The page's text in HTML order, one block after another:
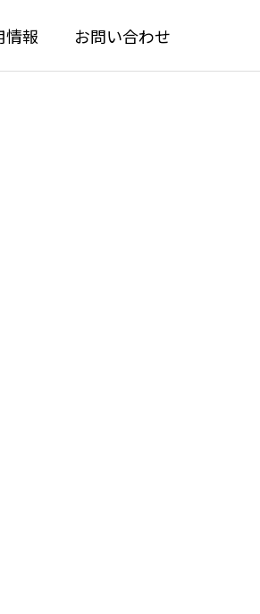
情報 お問い合わせ